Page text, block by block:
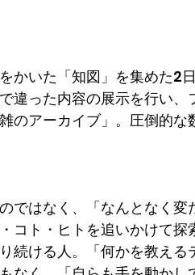
かいた「知図」を集めた2
違った内容の展示を行い、
のアーカイブ」。圧倒的な
ではなく、「なんとなく
コト・ヒトを追いかけて
続ける人。「何かを教え